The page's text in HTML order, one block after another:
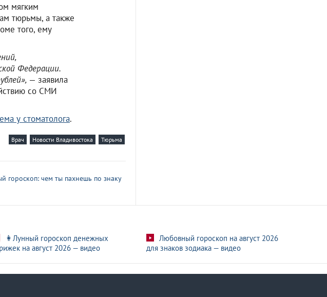
мягким
тюрьмы, а также
того, ему
Федерации.
— заявила
со СМИ
у стоматолога.
Врач Новости Владивостока Тюрьма
гороскоп: чем ты пахнешь по знаку
👩Лунный гороскоп денежных
на август 2026 — видео
Любовный гороскоп на август 2026
для знаков зодиака — видео